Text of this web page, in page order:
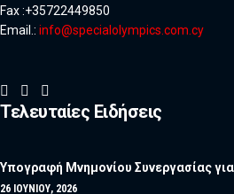
Fax :+35722449850
Email.: info@specialolympics.com.cy
Τελευταίες Ειδήσεις
Υπογραφή Μνημονίου Συνεργασίας
26 ΙΟΥΝΊΟΥ, 2026